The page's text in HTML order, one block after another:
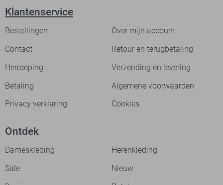
Klantenservice
Bestellingen
Over mijn account
Contact
Retour en terugbetaling
Herroeping
Verzending en levering
Betaling
Algemene voorwaarden
Privacy verklaring
Cookies
Ontdek
Dameskleding
Herenkleding
Sale
Nieuw